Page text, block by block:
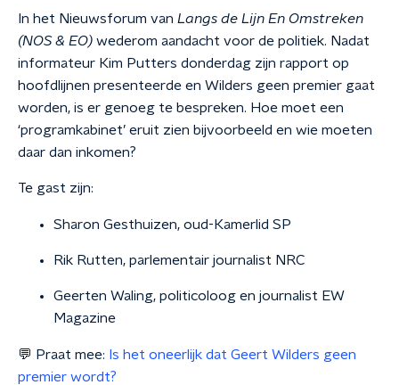
In het Nieuwsforum van Langs de Lijn En Omstreken
(NOS & EO) wederom aandacht voor de politiek. Nadat
informateur Kim Putters donderdag zijn rapport op
hoofdlijnen presenteerde en Wilders geen premier gaat
worden, is er genoeg te bespreken. Hoe moet een
‘programkabinet’ eruit zien bijvoorbeeld en wie moeten
daar dan inkomen?
Te gast zijn:
Sharon Gesthuizen, oud-Kamerlid SP
Rik Rutten, parlementair journalist NRC
Geerten Waling, politicoloog en journalist EW
Magazine
💬 Praat mee: Is het oneerlijk dat Geert Wilders geen
premier wordt?